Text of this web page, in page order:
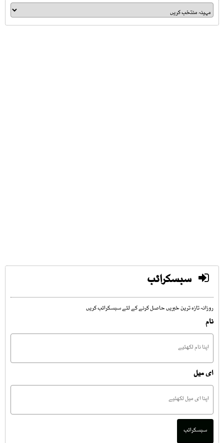
سبسکرائب
روزانہ تازہ ترین خبریں حاصل کرنے کے لئے سبسکرائب کریں
نام
ای میل
سبسکرائب